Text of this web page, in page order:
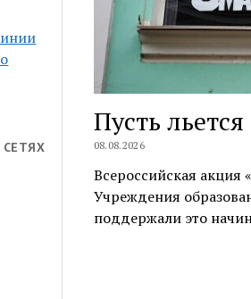
Пусть
08.08.2026
Всероссийская
Учреждения
поддержали это